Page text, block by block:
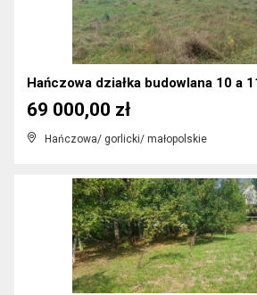
Hańczowa działka budowlana 10 a
Hańczowa/ gorlicki/ małopolskie
69 000,00 zł